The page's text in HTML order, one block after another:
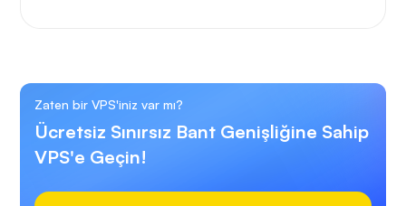
Zaten bir VPS'iniz var mı?
Ücretsiz Sınırsız Bant Genişliğine Sahip
VPS'e Geçin!